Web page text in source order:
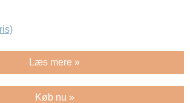
Læs mere »
Køb nu »